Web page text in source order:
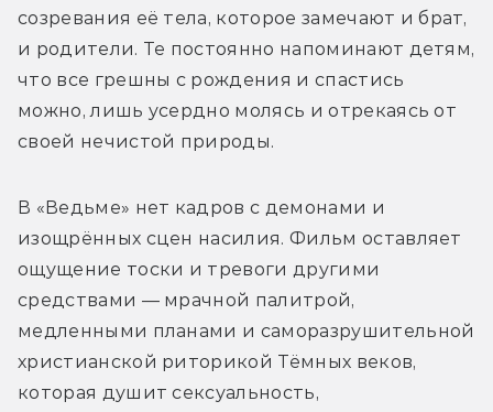
созревания её тела, которое замечают и брат,
и родители. Те постоянно напоминают детям,
что все грешны с рождения и спастись
можно, лишь усердно молясь и отрекаясь от
своей нечистой природы.
В «Ведьме» нет кадров с демонами и
изощрённых сцен насилия. Фильм оставляет
ощущение тоски и тревоги другими
средствами — мрачной палитрой,
медленными планами и саморазрушительной
христианской риторикой Тёмных веков,
которая душит сексуальность,